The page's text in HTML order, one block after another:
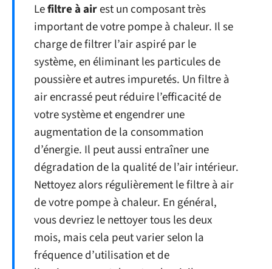
Lefiltre à airest un composant très
important de votre pompe à chaleur. Il se
charge de filtrer l’air aspiré par le
système, en éliminant les particules de
poussière et autres impuretés. Un filtre à
air encrassé peut réduire l’efficacité de
votre système et engendrer une
augmentation de la consommation
d’énergie. Il peut aussi entraîner une
dégradation de la qualité de l’air intérieur.
Nettoyez alors régulièrement le filtre à air
de votre pompe à chaleur. En général,
vous devriez le nettoyer tous les deux
mois, mais cela peut varier selon la
fréquence d’utilisation et de